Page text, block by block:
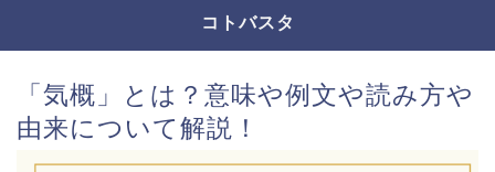
コトバスタ
「気概」とは？意味や例文や読み方や
由来について解説！